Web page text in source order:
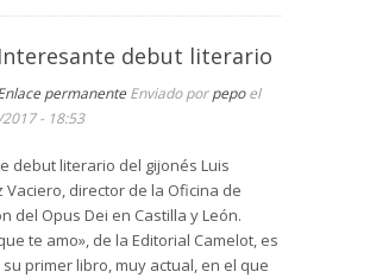
Su compañero admite que envidia el
de Miguel.
de triunfos en bolsa lleva a
Carla, la hija del cliente más
hablando. Queda
aclarar dudas de inversión durante
se le insinúa proponiéndole un
la historia engancha, el lector
con los personajes y, al presagiar
se le encoge el corazón.
Interesante debut literario
permanente Enviado porpepoel
- 18:53
debut literario del gijonés Luis
Vaciero, director de la Oficina de
del Opus Dei en Castilla y León.
te amo», de la Editorial Camelot, es
primer libro, muy actual, en el que